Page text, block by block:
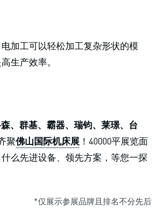
加工可以轻松加工复杂形状的模
生产效率。
、群基、霸器、瑞钧、莱璟、台
聚佛山国际机床展 ！40000平展览面
么先进设备、领先方案，等您一探
*仅展示参展品牌且排名不分先后